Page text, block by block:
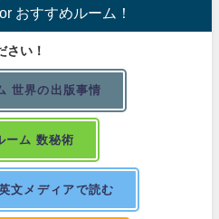
おすすめルーム！
さい！
世界の出版事情
ーム 数秘術
文メディアで読む